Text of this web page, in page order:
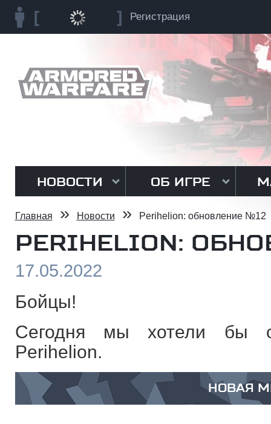
Регистрация
НОВОСТИ ОБ ИГРЕ
Главная » Новости » Perihelion: обновление №12
PERIHELION:
17.05.2022
Бойцы!
Сегодня мы хотели бы
Perihelion.
НОВАЯ